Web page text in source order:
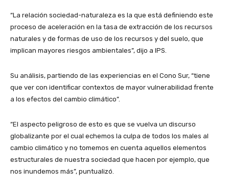
“La relación sociedad-naturaleza es la que está definiendo este
proceso de aceleración en la tasa de extracción de los recursos
naturales y de formas de uso de los recursos y del suelo, que
implican mayores riesgos ambientales”, dijo a IPS.
Su análisis, partiendo de las experiencias en el Cono Sur, “tiene
que ver con identificar contextos de mayor vulnerabilidad frente
a los efectos del cambio climático”.
“El aspecto peligroso de esto es que se vuelva un discurso
globalizante por el cual echemos la culpa de todos los males al
cambio climático y no tomemos en cuenta aquellos elementos
estructurales de nuestra sociedad que hacen por ejemplo, que
nos inundemos más”, puntualizó.